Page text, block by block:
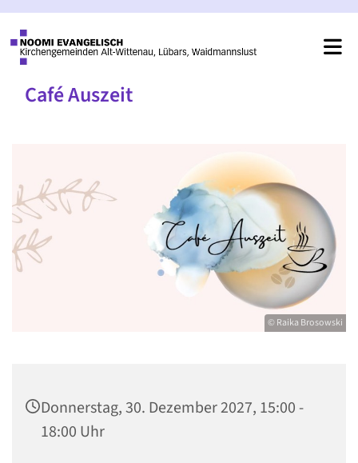
Café Auszeit
© Raika Brosowski
Donnerstag, 30. Dezember 2027, 15:00 -
18:00 Uhr